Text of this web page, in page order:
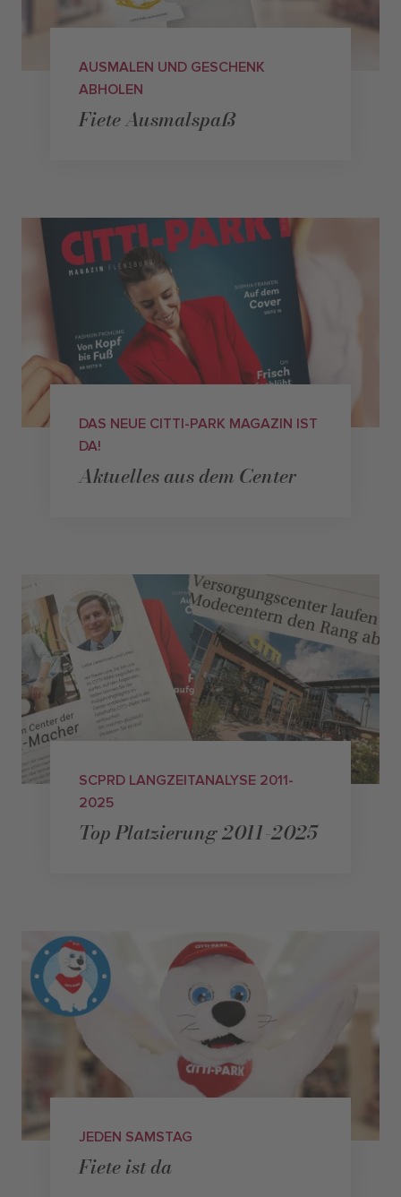
AUSMALEN UND GESCHENK
ABHOLEN
Fiete Ausmalspaß
DAS NEUE CITTI-PARK MAGAZIN IST
DA!
Aktuelles aus dem Center
SCPRD LANGZEITANALYSE 2011-
2025
Top Platzierung 2011-2025
JEDEN SAMSTAG
Fiete ist da